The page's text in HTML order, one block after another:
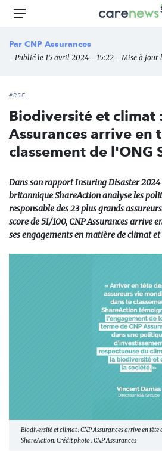
Aller
principal
Carenews,
des
Menu
Par CNP Assurances
- Publié le 15 avril 2024 - 15:22 - Mise à jour
#RSE
Biodiversité et climat
Assurances arrive en
classement de l'ONG
Dans son rapport Insuring Disaster 2024
britannique ShareAction analyse les
responsable des 23 plus grands
score de 51/100, CNP Assurances arrive
ses engagements en matière de climat
Biodiversité et climat : CNP Assurances arrive en tête
ShareAction. Crédit photo : CNP Assurances